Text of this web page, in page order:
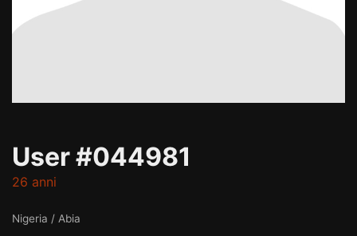
User #044981
26 anni
Nigeria / Abia